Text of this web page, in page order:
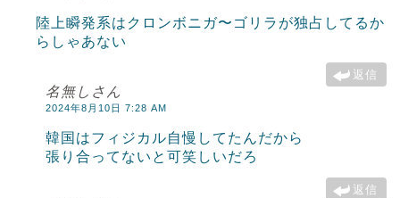
陸上瞬発系はクロンボニガ〜ゴリラが独占してるか
らしゃあない
返信
名無しさん
2024年8月10日 7:28 AM
韓国はフィジカル自慢してたんだから
張り合ってないと可笑しいだろ
返信